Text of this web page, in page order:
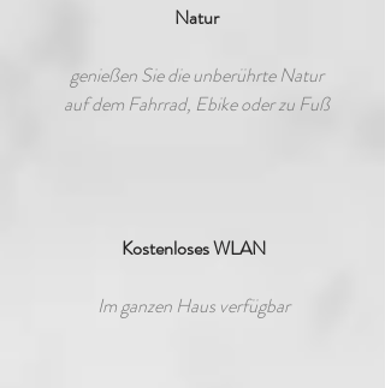
Natur
genießen Sie die unberührte Natur
auf dem Fahrrad, Ebike oder zu Fuß
Kostenloses WLAN
Im ganzen Haus verfügbar